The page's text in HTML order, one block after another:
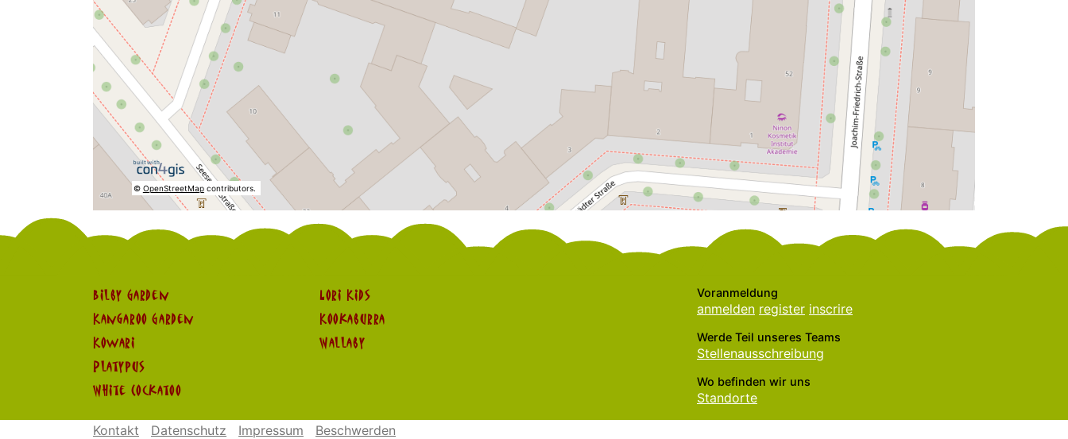
© OpenStreetMapcontributors.
Bilby Garden
Kangaroo Garden
Kowari
Platypus
White Cockatoo
Lori Kids
Kookaburra
Wallaby
Voranmeldung
anmelden register inscrire
Werde Teil unseres Teams
Stellenausschreibung
Wo befinden wir uns
Standorte
Kontakt Datenschutz Impressum Beschwerden